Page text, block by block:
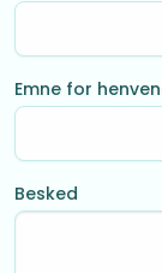
Emne for
Besked